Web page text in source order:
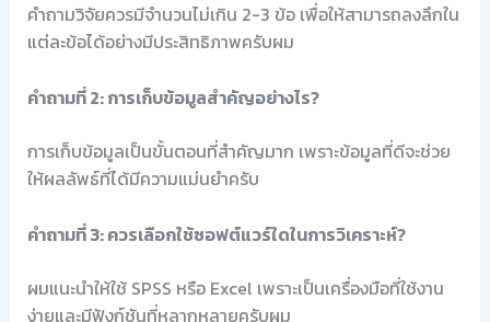
คำถามวิจัยควรมีจำนวนไม่เกิน 2-3 ข้อ เพื่อให้สามารถลงลึกใน
แต่ละข้อได้อย่างมีประสิทธิภาพครับผม
คำถามที่ 2: การเก็บข้อมูลสำคัญอย่างไร?
การเก็บข้อมูลเป็นขั้นตอนที่สำคัญมาก เพราะข้อมูลที่ดีจะช่วย
ให้ผลลัพธ์ที่ได้มีความแม่นยำครับ
คำถามที่ 3: ควรเลือกใช้ซอฟต์แวร์ใดในการวิเคราะห์?
ผมแนะนำให้ใช้ SPSS หรือ Excel เพราะเป็นเครื่องมือที่ใช้งาน
ง่ายและมีฟังก์ชันที่หลากหลายครับผม